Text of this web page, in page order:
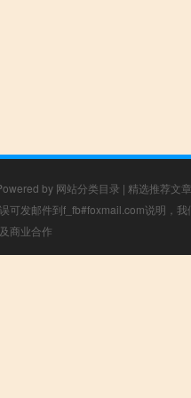
by 网站分类目录 | 精选推荐文章
可发邮件到f_fb#foxmail.com说明，
商业合作